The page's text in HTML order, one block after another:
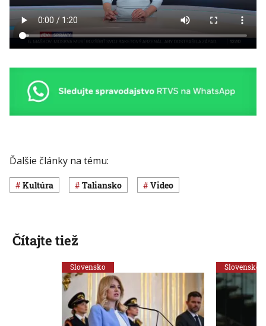
Ďalšie články na tému:
Kultúra Taliansko Video
Čítajte tiež
Slovensko Slovensko